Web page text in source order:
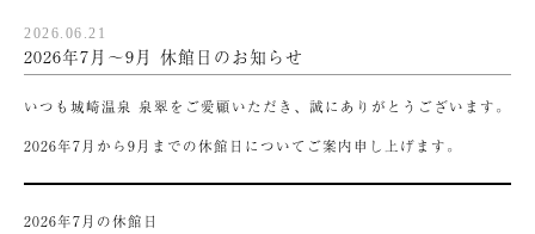
2026.06.21
2026年7月〜9月 休館日のお知らせ
いつも城崎温泉 泉翠をご愛顧いただき、誠にありがとうございます。
2026年7月から9月までの休館日についてご案内申し上げます。
2026年7月の休館日